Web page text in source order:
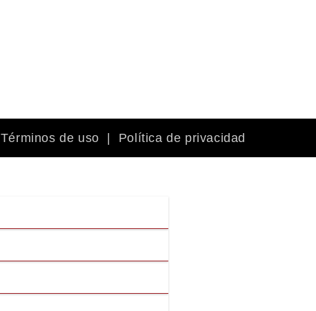
Términos de uso | Política de privacidad